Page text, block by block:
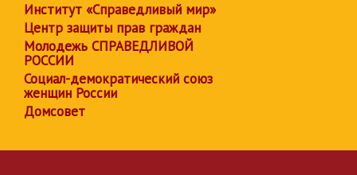
Институт «Справедливый мир»
Центр защиты прав граждан
Молодежь СПРАВЕДЛИВОЙ
РОССИИ
Социал-демократический союз
женщин России
Домсовет